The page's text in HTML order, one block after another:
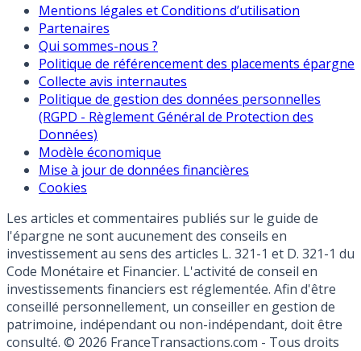
Mentions légales et Conditions d’utilisation
Partenaires
Qui sommes-nous ?
Politique de référencement des placements épargne
Collecte avis internautes
Politique de gestion des données personnelles
(RGPD - Règlement Général de Protection des
Données)
Modèle économique
Mise à jour de données financières
Cookies
Les articles et commentaires publiés sur le guide de
l'épargne ne sont aucunement des conseils en
investissement au sens des articles L. 321-1 et D. 321-1 du
Code Monétaire et Financier. L'activité de conseil en
investissements financiers est réglementée. Afin d'être
conseillé personnellement, un conseiller en gestion de
patrimoine, indépendant ou non-indépendant, doit être
consulté. © 2026 FranceTransactions.com - Tous droits